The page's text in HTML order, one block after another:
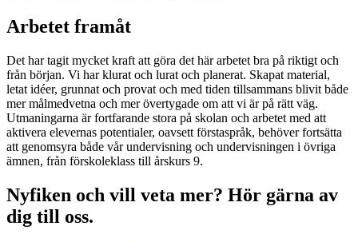
Arbetet framåt
Det har tagit mycket kraft att göra det här arbetet bra på riktigt och
från början. Vi har klurat och lurat och planerat. Skapat material,
letat idéer, grunnat och provat och med tiden tillsammans blivit både
mer målmedvetna och mer övertygade om att vi är på rätt väg.
Utmaningarna är fortfarande stora på skolan och arbetet med att
aktivera elevernas potentialer, oavsett förstaspråk, behöver fortsätta
att genomsyra både vår undervisning och undervisningen i övriga
ämnen, från förskoleklass till årskurs 9.
Nyfiken och vill veta mer? Hör gärna av
dig till oss.